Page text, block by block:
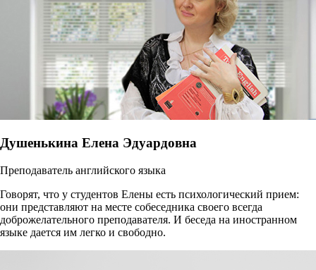
Душенькина Елена Эдуардовна
Преподаватель английского языка
Говорят, что у студентов Елены есть психологический прием:
они представляют на месте собеседника своего всегда
доброжелательного преподавателя. И беседа на иностранном
языке дается им легко и свободно.